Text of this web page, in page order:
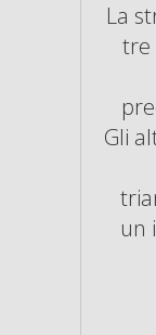
La
tre
Gli
un